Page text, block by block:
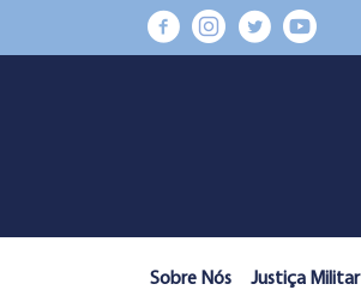
Sobre Nós Justiça Militar